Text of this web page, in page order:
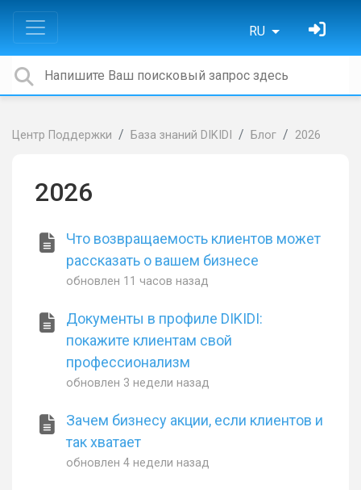
RU
Центр Поддержки База знаний DIKIDI Блог 2026
2026
Что возвращаемость клиентов может
рассказать о вашем бизнесе
обновлен 11 часов назад
Документы в профиле DIKIDI:
покажите клиентам свой
профессионализм
обновлен 3 недели назад
Зачем бизнесу акции, если клиентов и
так хватает
обновлен4 недели назад